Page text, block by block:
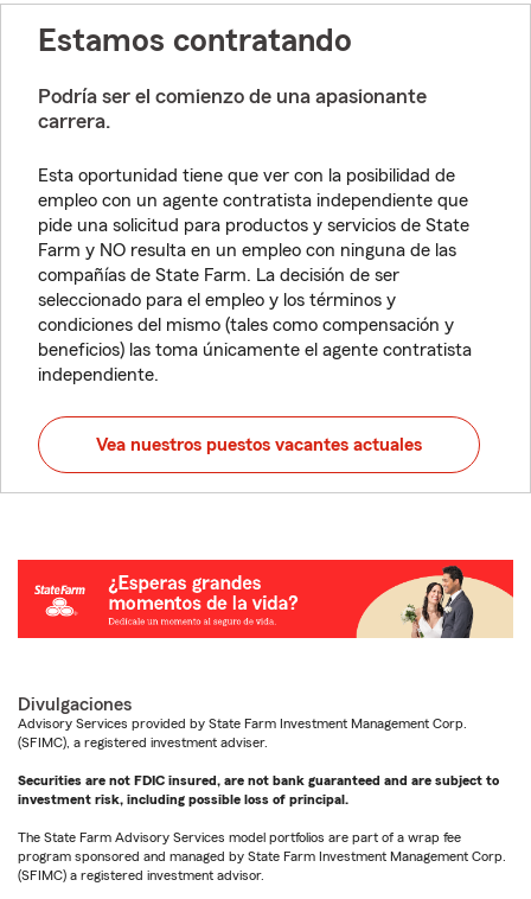
Estamos contratando
Podría ser el comienzo de una apasionante
carrera.
Esta oportunidad tiene que ver con la posibilidad de
empleo con un agente contratista independiente que
pide una solicitud para productos y servicios de State
Farm y NO resulta en un empleo con ninguna de las
compañías de State Farm. La decisión de ser
seleccionado para el empleo y los términos y
condiciones del mismo (tales como compensación y
beneficios) las toma únicamente el agente contratista
independiente.
Vea nuestros puestos vacantes actuales
Divulgaciones
Advisory Services provided by State Farm Investment Management Corp.
(SFIMC), a registered investment adviser.
Securities are not FDIC insured, are not bank guaranteed and are subject to
investment risk, including possible loss of principal.
The State Farm Advisory Services model portfolios are part of a wrap fee
program sponsored and managed by State Farm Investment Management Corp.
(SFIMC) a registered investment advisor.